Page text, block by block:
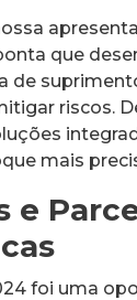
que
de
riscos.
mais
e
foi uma